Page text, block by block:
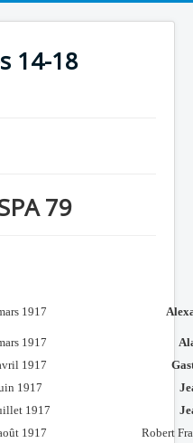
14-18
79
1917
1917
1917
1917
1917
1917
Robert